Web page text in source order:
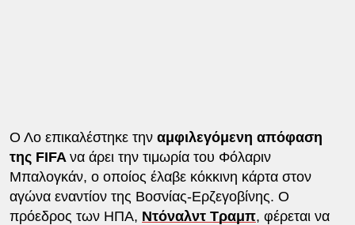
Ο Λο επικαλέστηκε τηναμφιλεγόμενη απόφαση
της FIFA να άρει την τιμωρία του Φόλαριν
Μπαλογκάν, ο οποίος έλαβε κόκκινη κάρτα στον
αγώνα εναντίον της Βοσνίας-Ερζεγοβίνης. Ο
πρόεδρος των ΗΠΑ, Ντόναλντ Τραμπ, φέρεται να